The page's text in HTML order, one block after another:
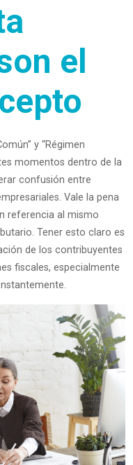
el
y “Régimen
momentos dentro de la
confusión entre
Vale la pena
referencia al mismo
Tener esto claro es
de los contribuyentes
fiscales, especialmente